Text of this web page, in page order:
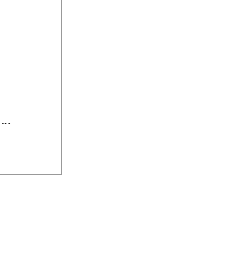
「五山送火」是京都夏日傳統祭典之一,在每年盂蘭盆節期間的8月16日舉行。位於東山的大文字山,從遠處眺望可以看到山上的“大”字,在8月16日這天會在那裡舉行點火儀式,用火焰描繪出“大”字,大文字燒以此聞名。